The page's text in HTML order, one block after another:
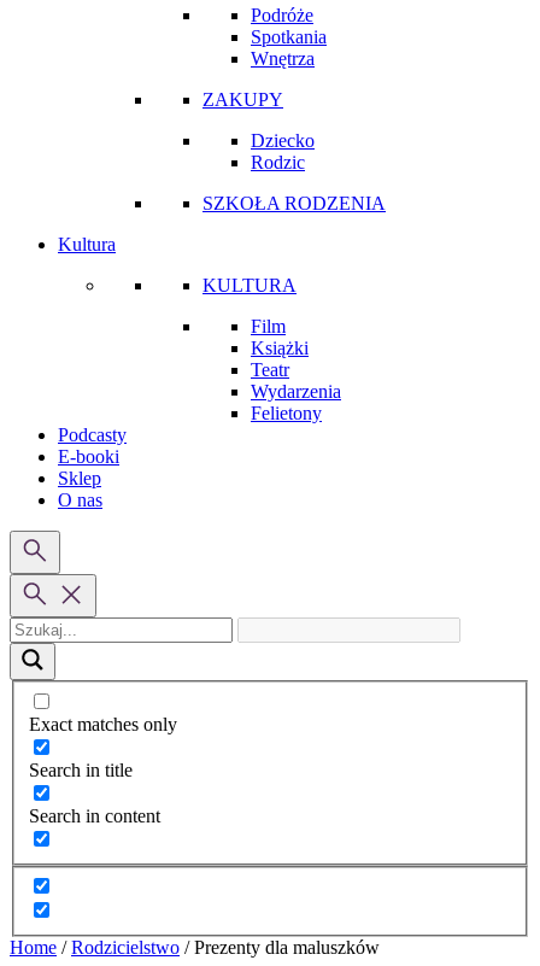
Podróże
Spotkania
Wnętrza
ZAKUPY
Dziecko
Rodzic
SZKOŁA RODZENIA
Kultura
KULTURA
Film
Książki
Teatr
Wydarzenia
Felietony
Podcasty
E-booki
Sklep
O nas
Exact matches only
Search in title
Search in content
Home / Rodzicielstwo / Prezenty dla maluszków